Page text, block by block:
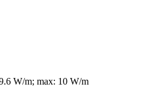
W/m; max: 10 W/m